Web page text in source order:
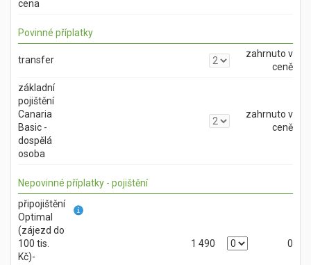
cena
Povinné příplatky
transfer
zahrnuto v
ceně
základní
pojištění
Canaria
Basic -
dospělá
osoba
zahrnuto v
ceně
Nepovinné příplatky - pojištění
připojištění
Optimal
(zájezd do
100 tis.
Kč)-
1 490 0